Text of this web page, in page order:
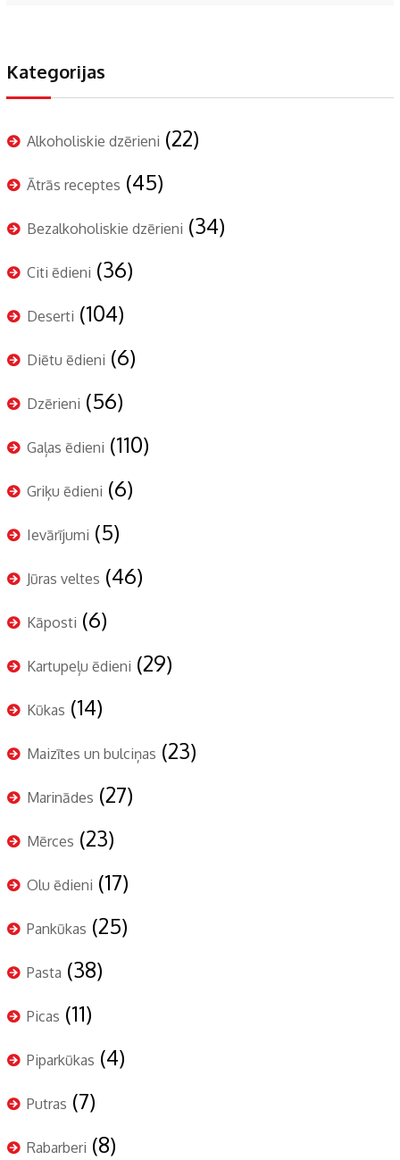
Kategorijas
Alkoholiskie dzērieni (22)
Ātrās receptes (45)
Bezalkoholiskie dzērieni (34)
Citi ēdieni (36)
Deserti (104)
Diētu ēdieni (6)
Dzērieni (56)
Gaļas ēdieni (110)
Griķu ēdieni (6)
Ievārījumi (5)
Jūras veltes (46)
Kāposti (6)
Kartupeļu ēdieni (29)
Kūkas (14)
Maizītes un bulciņas (23)
Marinādes (27)
Mērces (23)
Olu ēdieni (17)
Pankūkas (25)
Pasta (38)
Picas (11)
Piparkūkas (4)
Putras (7)
Rabarberi (8)